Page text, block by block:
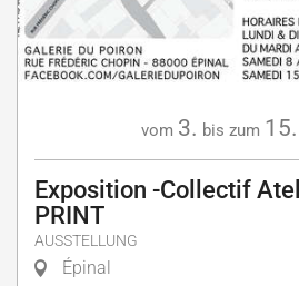
vom 3. bis zum 15.
Exposition -Collectif
PRINT
AUSSTELLUNG
Épinal